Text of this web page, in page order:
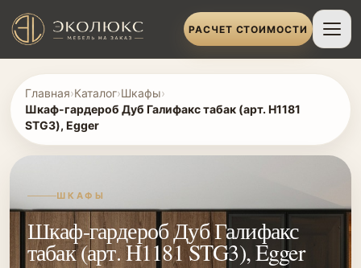
РАСЧЕТ СТОИМОСТИ
Главная›Каталог›Шкафы›
Шкаф-гардероб Дуб Галифакс табак (арт. H1181
STG3), Egger
ШКАФЫ
Шкаф-гардероб Дуб Галифакс
табак (арт. H1181 STG3), Egger